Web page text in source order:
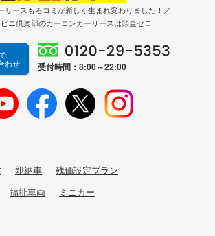
リースもろコミが新しく生まれ変わりました！／
ニ倶楽部のカーコンカーリースは頭金ゼロ
わせ
受付時間：8:00～22:00
即納車
残価設定プラン
福祉車両 ミニカー